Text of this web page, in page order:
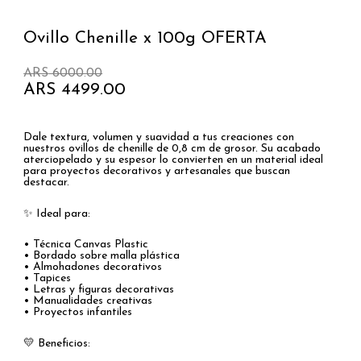
Ovillo Chenille x 100g OFERTA
ARS6000.00
El
precio
ARS 6000.00.
ARS 4499.00
El
precio
ARS 4499.00.
Dale textura, volumen y suavidad a tus creaciones con
nuestros ovillos de chenille de 0,8 cm de grosor. Su acabado
aterciopelado y su espesor lo convierten en un material ideal
para proyectos decorativos y artesanales que buscan
destacar.
✨ Ideal para:
• Técnica Canvas Plastic
• Bordado sobre malla plástica
• Almohadones decorativos
• Tapices
• Letras y figuras decorativas
• Manualidades creativas
• Proyectos infantiles
💛 Beneficios: